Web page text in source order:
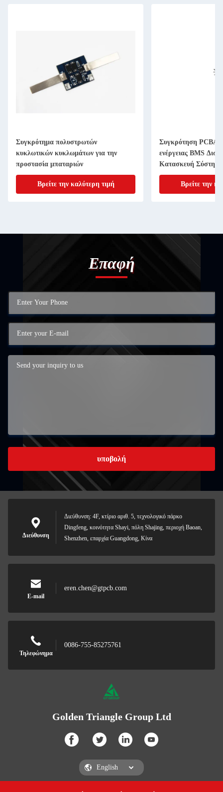
Συγκρότημα πολυστρωτών
κυκλωτικών κυκλωμάτων για την
προστασία μπαταριών
Βρείτε την καλύτερη τιμή
Συγκρότηση PCBA
ενέργειας BMS
Κατασκευή Σύστημα
ισορροπίας παροχής
Βρείτε την
Επαφή
υποβολή
Διεύθυνση
Διεύθυνση: 4F, κτίριο αριθ. 5, τεχνολογικό πάρκο
Dingfeng, κοινότητα Shayi, πόλη Shajing, περιοχή Baoan,
Shenzhen, επαρχία Guangdong, Κίνα
E-mail
eren.chen@gtpcb.com
Τηλεφώνημα
0086-755-85275761
Golden Triangle Group Ltd